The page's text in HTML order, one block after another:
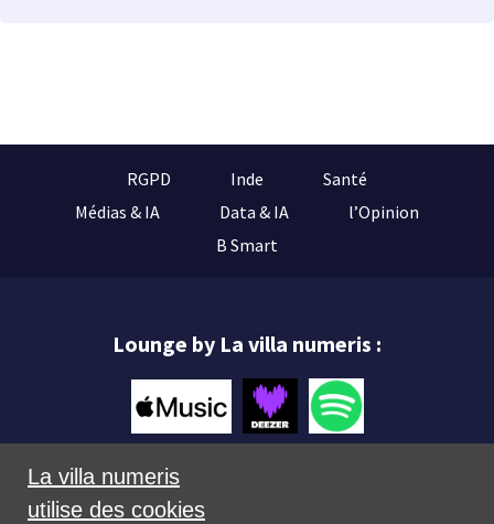
RGPD Inde
Santé
Médias & IA
Data & IA
l’Opinion
B Smart
Lounge by La villa numeris :
La villa numeris
utilise des cookies